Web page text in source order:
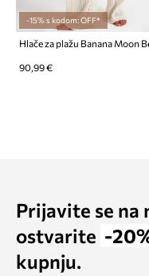
-15% s kodom: OFF*
Hlače za plažu Banana Moon
90,99 €
Prijavite se na
ostvarite -
kupnju.